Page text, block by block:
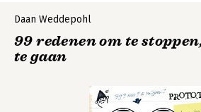
Daan Weddepohl
99 redenen om te
te gaan